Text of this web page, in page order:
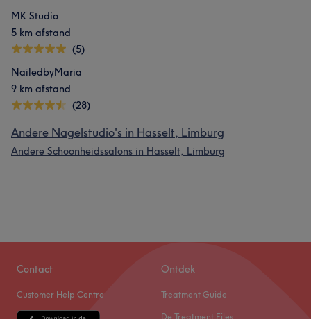
MK Studio
5 km afstand
(5)
NailedbyMaria
9 km afstand
(28)
Andere Nagelstudio's in Hasselt, Limburg
Andere Schoonheidssalons in Hasselt, Limburg
Contact
Customer Help Centre
Ontdek
Treatment Guide
De Treatment Files